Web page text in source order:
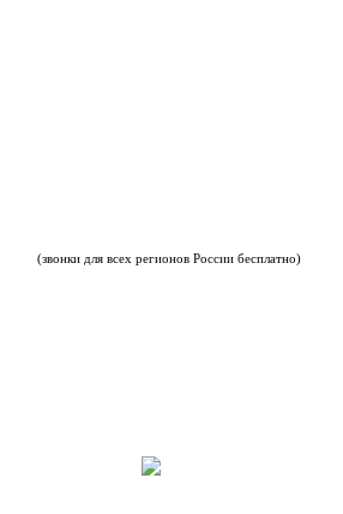
(звонки для всех регионов России бесплатно)